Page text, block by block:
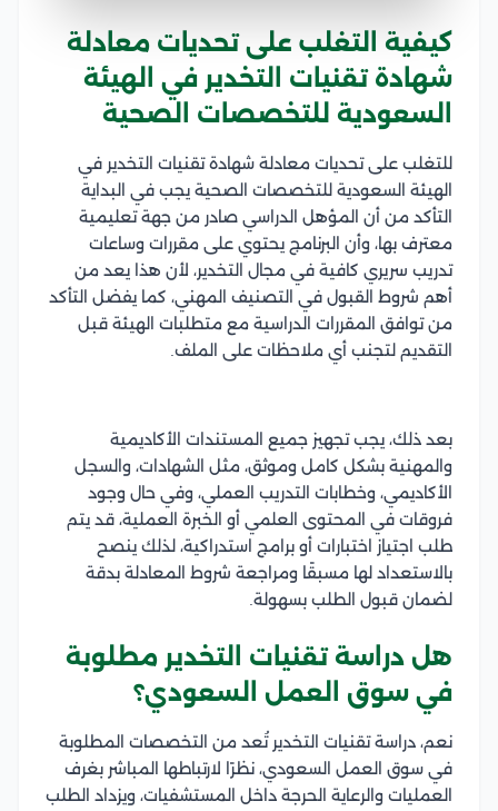
كيفية التغلب على تحديات معادلة
شهادة تقنيات التخدير في الهيئة
السعودية للتخصصات الصحية
للتغلب على تحديات معادلة شهادة تقنيات التخدير في
الهيئة السعودية للتخصصات الصحية يجب في البداية
التأكد من أن المؤهل الدراسي صادر من جهة تعليمية
معترف بها، وأن البرنامج يحتوي على مقررات وساعات
تدريب سريري كافية في مجال التخدير، لأن هذا يعد من
أهم شروط القبول في التصنيف المهني، كما يفضل التأكد
من توافق المقررات الدراسية مع متطلبات الهيئة قبل
التقديم لتجنب أي ملاحظات على الملف.
بعد ذلك، يجب تجهيز جميع المستندات الأكاديمية
والمهنية بشكل كامل وموثق، مثل الشهادات، والسجل
الأكاديمي، وخطابات التدريب العملي، وفي حال وجود
فروقات في المحتوى العلمي أو الخبرة العملية، قد يتم
طلب اجتياز اختبارات أو برامج استدراكية، لذلك ينصح
بالاستعداد لها مسبقًا ومراجعة شروط المعادلة بدقة
لضمان قبول الطلب بسهولة.
هل دراسة تقنيات التخدير مطلوبة
في سوق العمل السعودي؟
نعم، دراسة تقنيات التخدير تُعد من التخصصات المطلوبة
في سوق العمل السعودي، نظرًا لارتباطها المباشر بغرف
العمليات والرعاية الحرجة داخل المستشفيات، ويزداد الطلب